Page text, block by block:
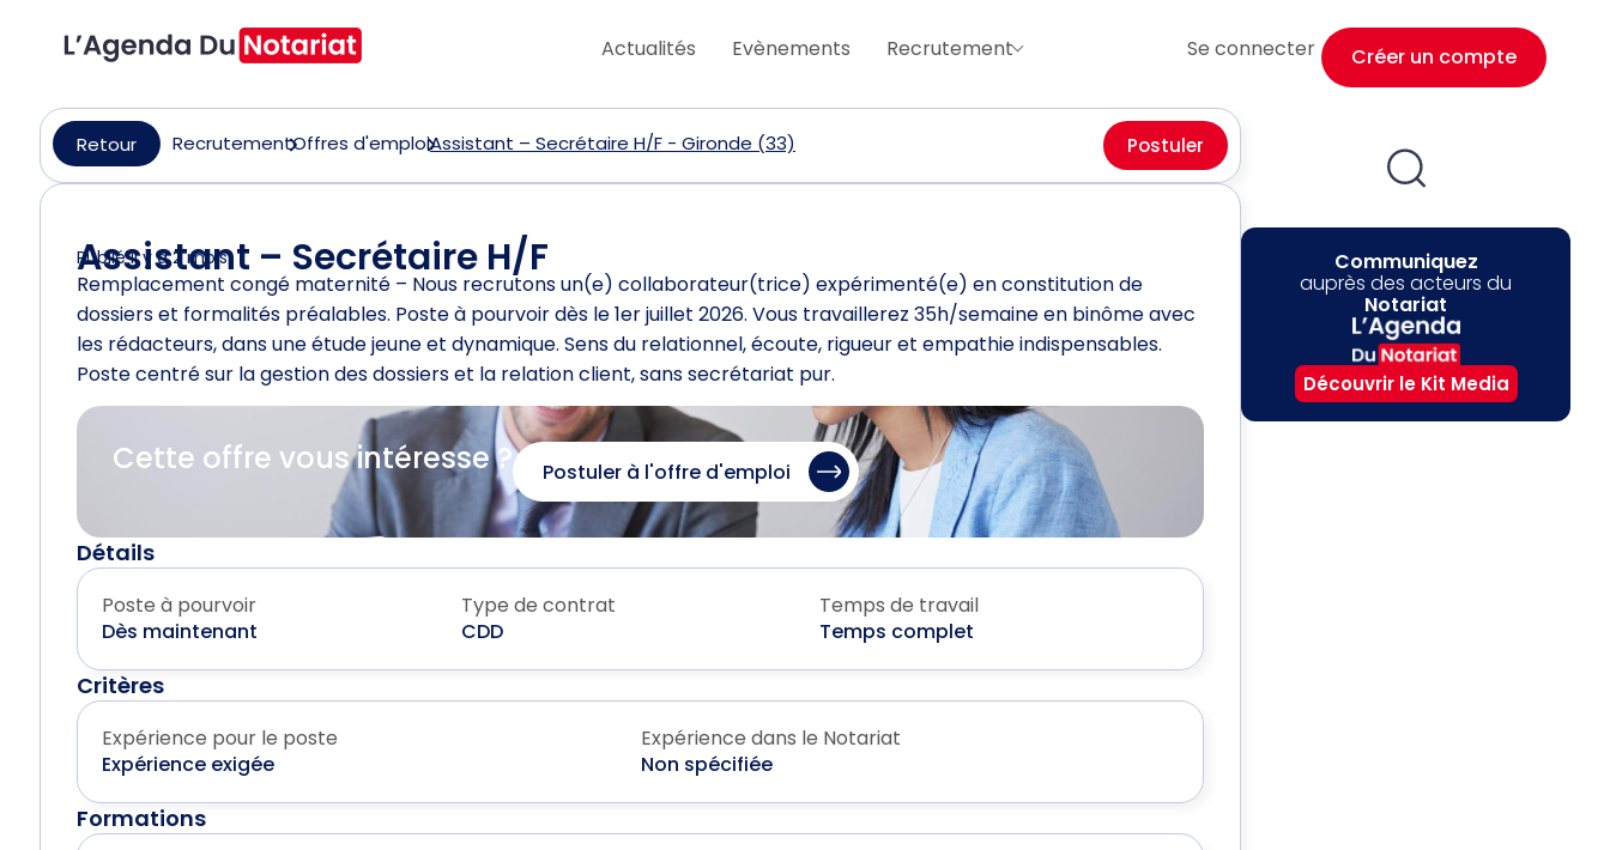
Actualités Evènements Recrutement Se connecter Créer un compte
Retour RecrutementOffres d'emploiAssistant – Secrétaire H/F - Gironde (33) Postuler
Assistant – Secrétaire H/F
Publié il y a 2 mois
Remplacement congé maternité – Nous recrutons un(e) collaborateur(trice) expérimenté(e) en constitution de
dossiers et formalités préalables. Poste à pourvoir dès le 1er juillet 2026. Vous travaillerez 35h/semaine en binôme avec
les rédacteurs, dans une étude jeune et dynamique. Sens du relationnel, écoute, rigueur et empathie indispensables.
Poste centré sur la gestion des dossiers et la relation client, sans secrétariat pur.
Cette offre vous intéresse ? Postuler à l'offre d'emploi
Détails
Poste à pourvoir
Dès maintenant
Type de contrat
CDD
Temps de travail
Temps complet
Critères
Expérience pour le poste
Expérience exigée
Expérience dans le Notariat
Non spécifiée
Formations
Communiquez
auprès des acteurs du
Notariat
Découvrir le Kit Media